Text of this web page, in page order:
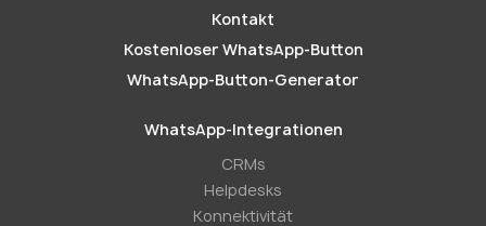
Kontakt
Kostenloser WhatsApp-Button
WhatsApp-Button-Generator
WhatsApp-Integrationen
CRMs
Helpdesks
Konnektivität